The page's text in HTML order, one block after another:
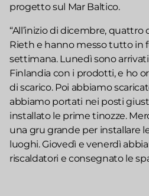
progetto sul Mar Baltico.
“All’inizio di dicembre, quattro
Rieth e hanno messo tutto in
settimana. Lunedì sono
Finlandia con i prodotti, e ho
di scarico. Poi abbiamo
abbiamo portati nei posti
installato le prime tinozze.
una gru grande per installare
luoghi. Giovedì e venerdì
riscaldatori e consegnato le